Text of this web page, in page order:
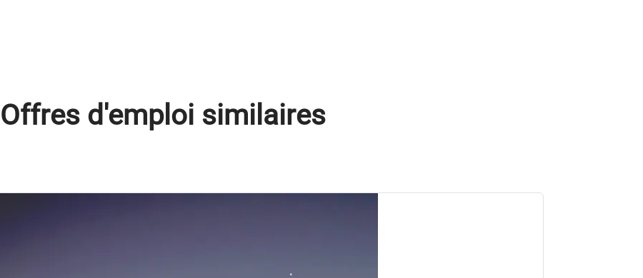
Offres d'emploi similaires